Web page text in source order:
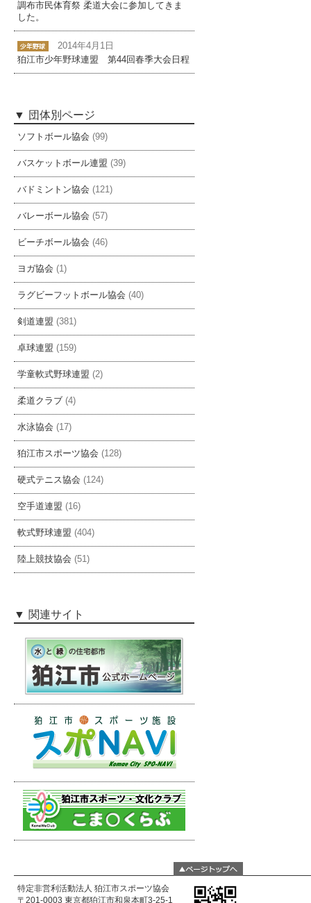
調布市民体育祭 柔道大会に参加してきま
した。
2014年4月1日
狛江市少年野球連盟 第44回春季大会日程
団体別ページ
ソフトボール協会 (99)
バスケットボール連盟 (39)
バドミントン協会 (121)
バレーボール協会 (57)
ビーチボール協会 (46)
ヨガ協会 (1)
ラグビーフットボール協会 (40)
剣道連盟 (381)
卓球連盟 (159)
学童軟式野球連盟 (2)
柔道クラブ (4)
水泳協会 (17)
狛江市スポーツ協会 (128)
硬式テニス協会 (124)
空手道連盟 (16)
軟式野球連盟 (404)
陸上競技協会 (51)
関連サイト
特定非営利活動法人 狛江市スポーツ協会
〒201-0003 東京都狛江市和泉本町3-25-1